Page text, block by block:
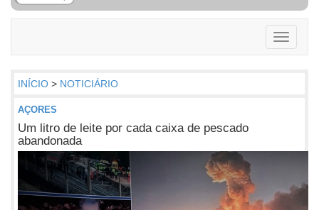
Toggle
INÍCIO > NOTICIÁRIO
AÇORES
Um litro de leite por cada caixa de pescado
abandonada